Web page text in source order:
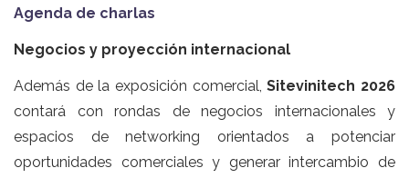
Agenda de charlas
Negocios y proyección internacional
Además de la exposición comercial,Sitevinitech 2026
contará con rondas de negocios internacionales y
espacios de networking orientados a potenciar
oportunidades comerciales y generar intercambio de